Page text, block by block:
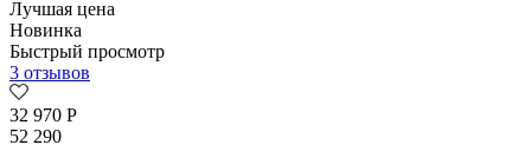
Лучшая цена
Новинка
Быстрый просмотр
3 отзывов
32 970 Р
52 290